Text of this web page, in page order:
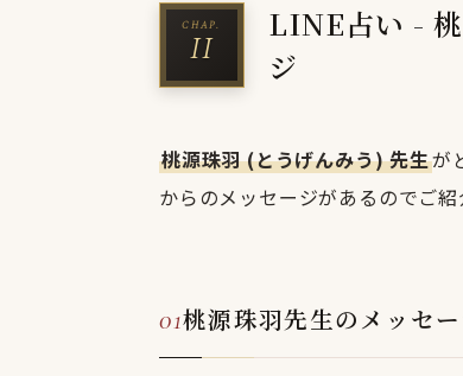
LINE占い -
ジ
桃源珠羽 (とうげんみう) 先生が
からのメッセージがあるのでご紹
桃源珠羽先生のメッセ